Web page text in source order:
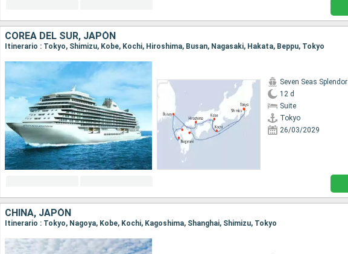
COREA DEL SUR, JAPÓN
Itinerario : Tokyo, Shimizu, Kobe, Kochi, Hiroshima, Busan, Nagasaki, Hakata, Beppu, Tokyo
Seven Seas Splendor
12 d
Suite
Tokyo
26/03/2029
CHINA, JAPÓN
Itinerario : Tokyo, Nagoya, Kobe, Kochi, Kagoshima, Shanghai, Shimizu, Tokyo